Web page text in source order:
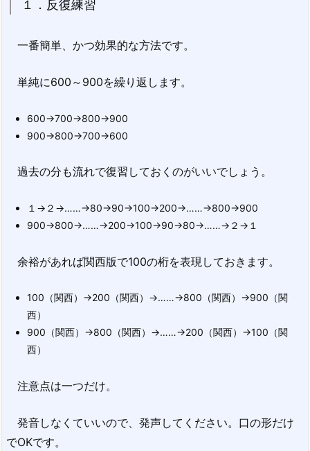
１．反復練習
一番簡単、かつ効果的な方法です。
単純に600～900を繰り返します。
600→700→800→900
900→800→700→600
過去の分も流れで復習しておくのがいいでしょう。
１→２→……→80→90→100→200→……→800→900
900→800→……→200→100→90→80→……→２→１
余裕があれば関西版で100の桁を表現しておきます。
100（関西）→200（関西）→……→800（関西）→900（関
西）
900（関西）→800（関西）→……→200（関西）→100（関
西）
注意点は一つだけ。
発音しなくていいので、発声してください。口の形だけ
でOKです。